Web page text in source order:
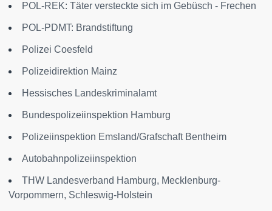
POL-REK: Täter versteckte sich im Gebüsch - Frechen
POL-PDMT: Brandstiftung
Polizei Coesfeld
Polizeidirektion Mainz
Hessisches Landeskriminalamt
Bundespolizeiinspektion Hamburg
Polizeiinspektion Emsland/Grafschaft Bentheim
Autobahnpolizeiinspektion
THW Landesverband Hamburg, Mecklenburg-
Vorpommern, Schleswig-Holstein